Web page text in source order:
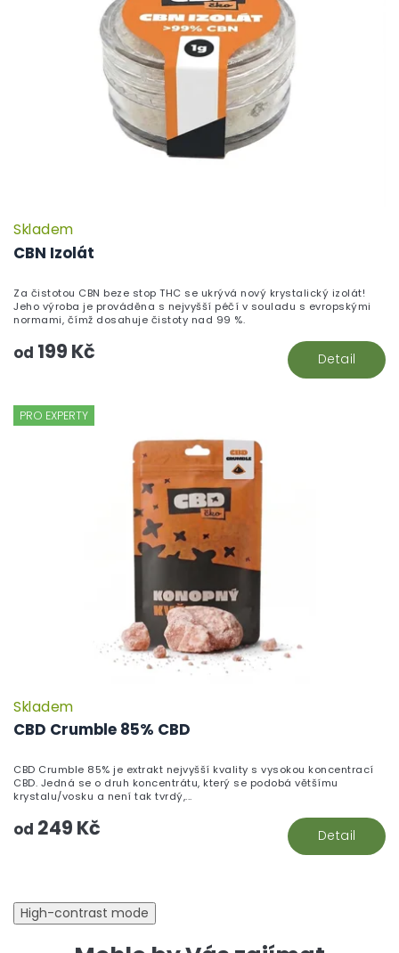
CBN Izolát
Skladem
od 199 Kč Detail
Za čistotou CBN beze stop THC se ukrývá nový krystalický izolát!
Jeho výroba je prováděna s nejvyšší péčí v souladu s evropskými
normami, čímž dosahuje čistoty nad 99 %.
PRO EXPERTY
CBD Crumble 85% CBD
Skladem
od 249 Kč Detail
CBD Crumble 85% je extrakt nejvyšší kvality s vysokou koncentrací
CBD. Jedná se o druh koncentrátu, který se podobá většímu
krystalu/vosku a není tak tvrdý,...
High-contrast mode